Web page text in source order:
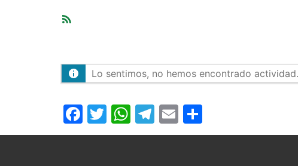
Lo sentimos, no hemos encontrado
Facebook
Twitter
WhatsApp
Telegram
Email